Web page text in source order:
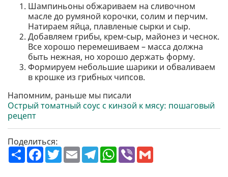
Шампиньоны обжариваем на сливочном
масле до румяной корочки, солим и перчим.
Натираем яйца, плавленые сырки и сыр.
Добавляем грибы, крем-сыр, майонез и чеснок.
Все хорошо перемешиваем – масса должна
быть нежная, но хорошо держать форму.
Формируем небольшие шарики и обваливаем
в крошке из грибных чипсов.
Напомним, раньше мы писали
Острый томатный соус с кинзой к мясу: пошаговый
рецепт
Поделиться:
П
о
F
a
T
w
E
m
T
e
W
h
V